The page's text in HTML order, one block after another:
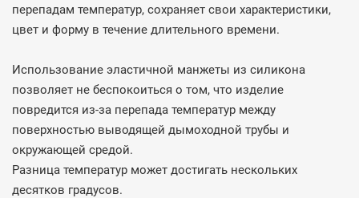
перепадам температур, сохраняет свои характеристики,
цвет и форму в течение длительного времени.
Использование эластичной манжеты из силикона
позволяет не беспокоиться о том, что изделие
повредится из-за перепада температур между
поверхностью выводящей дымоходной трубы и
окружающей средой.
Разница температур может достигать нескольких
десятков градусов.